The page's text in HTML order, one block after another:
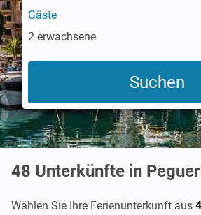
Gäste
2 erwachsene
48 Unterkünfte in
Wählen Sie Ihre Ferienunterkunft aus